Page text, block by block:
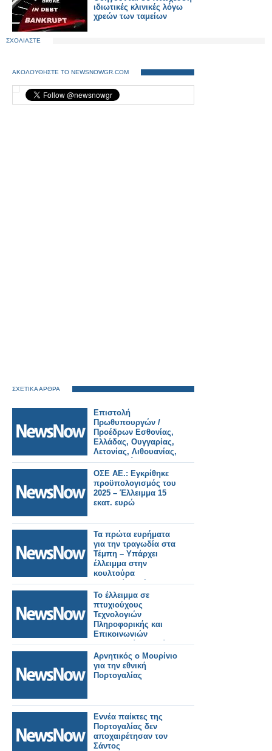
ιδιωτικές κλινικές λόγω
χρεών των ταμείων
ΣΧΟΛΙΑΣΤΕ
ΑΚΟΛΟΥΘΗΣΤΕ ΤΟ NEWSNOWGR.COM
ΣΧΕΤΙΚΑ ΑΡΘΡΑ
Επιστολή
Πρωθυπουργών /
Προέδρων Εσθονίας,
Ελλάδας, Ουγγαρίας,
Λετονίας, Λιθουανίας,
Πορτογαλίας,
Ρουμανίας,
Σλοβακίας, Ισπανίας
και Τσεχίας προς τον
Πρόεδρο της
Ευρωπαϊκής
το ευρωπαϊκό
σιδηροδρομικό
δίκτυο υψηλής
ταχύτητας και τη
χρηματοδότησή του
ΟΣΕ ΑΕ.: Εγκρίθηκε
προϋπολογισμός του
2025 – Έλλειμμα 15
εκατ. ευρώ
Τα πρώτα ευρήματα
για την τραγωδία στα
Τέμπη – Υπάρχει
έλλειμμα στην
κουλτούρα
ασφαλείας, λέει
πραγματογνώμονας
Το έλλειμμα σε
πτυχιούχους
Τεχνολογιών
Πληροφορικής και
Επικοινωνιών
δημιουργεί ευκαιρίες
Αρνητικός ο Μουρίνιο
για την εθνική
Πορτογαλίας
Εννέα παίκτες της
Πορτογαλίας δεν
αποχαιρέτησαν τον
Σάντος